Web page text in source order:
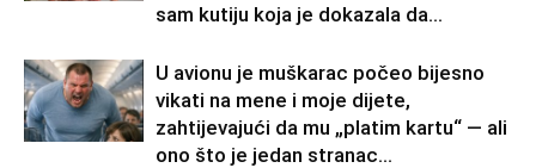
sam kutiju koja je dokazala da...
U avionu je muškarac počeo bijesno
vikati na mene i moje dijete,
zahtijevajući da mu „platim kartu“ — ali
ono što je jedan stranac...